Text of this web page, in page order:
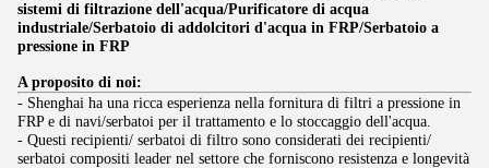
sistemi di filtrazione dell'acqua/Purificatore di acqua
industriale/Serbatoio di addolcitori d'acqua in FRP/Serbatoio a
pressione in FRP
A proposito di noi:
- Shenghai ha una ricca esperienza nella fornitura di filtri a pressione in
FRP e di navi/serbatoi per il trattamento e lo stoccaggio dell'acqua.
- Questi recipienti/ serbatoi di filtro sono considerati dei recipienti/
serbatoi compositi leader nel settore che forniscono resistenza e longevità